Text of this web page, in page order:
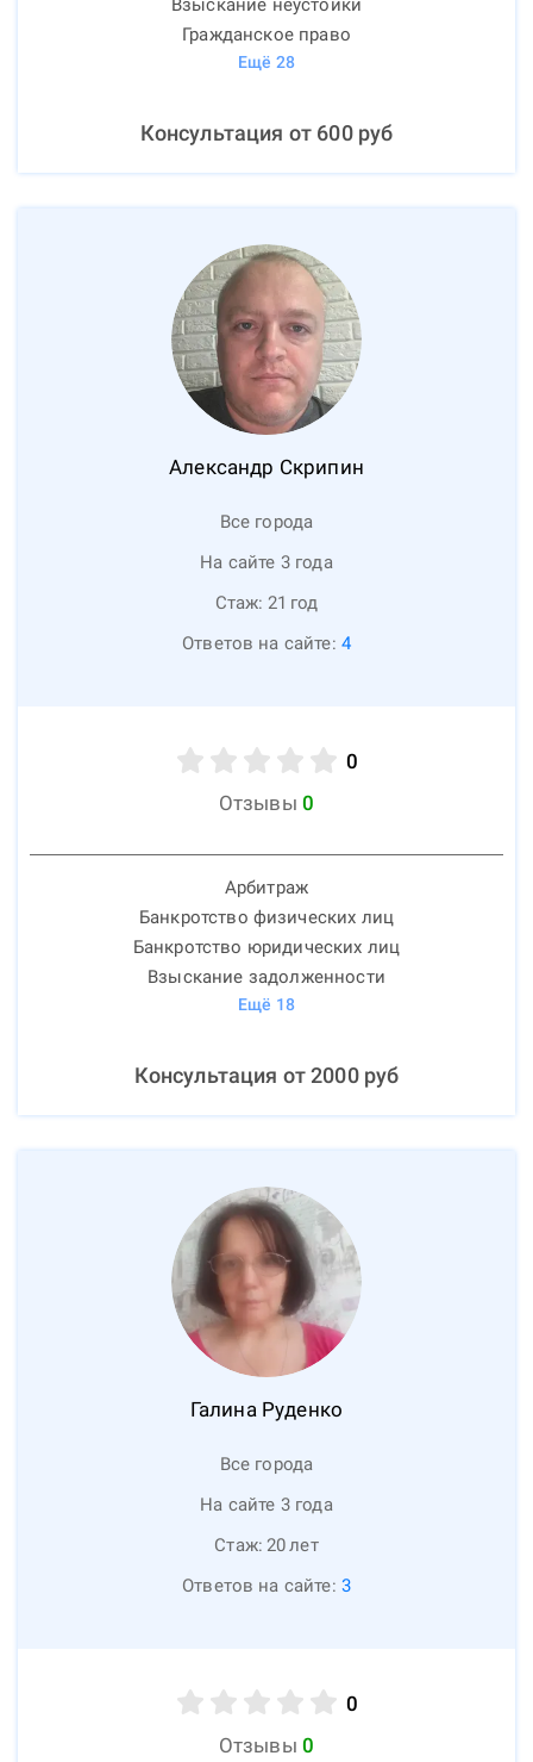
Взыскание неустойки
Гражданское право
Ещё 28
Консультация от 600руб
Александр Скрипин
Все города
На сайте 3 года
Стаж: 21 год
Ответов на сайте: 4
0
Отзывы 0
Арбитраж
Банкротство физических лиц
Банкротство юридических лиц
Взыскание задолженности
Ещё 18
Консультация от2000руб
Галина Руденко
Все города
На сайте 3 года
Стаж: 20лет
Ответов на сайте: 3
0
Отзывы 0